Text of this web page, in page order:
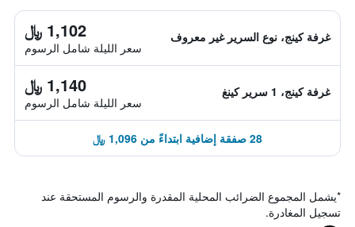
غرفة كينج، نوع السرير غير معروف 1,102 ﷼
سعر الليلة شامل الرسوم
غرفة كينج، 1 سرير كينغ 1,140 ﷼
سعر الليلة شامل الرسوم
28 صفقة إضافية ابتداءً من 1,096 ﷼
*يشمل المجموع الضرائب المحلية المقدرة والرسوم المستحقة عند
تسجيل المغادرة.